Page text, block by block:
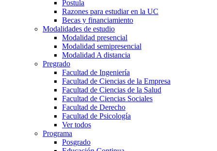
Postula
Razones para estudiar en la UC
Becas y financiamiento
Modalidades de estudio
Modalidad presencial
Modalidad semipresencial
Modalidad A distancia
Pregrado
Facultad de Ingeniería
Facultad de Ciencias de la Empresa
Facultad de Ciencias de la Salud
Facultad de Ciencias Sociales
Facultad de Derecho
Facultad de Psicología
Ver todos
Programa
Posgrado